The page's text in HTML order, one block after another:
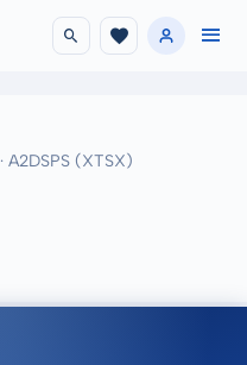
· A2DSPS (XTSX)